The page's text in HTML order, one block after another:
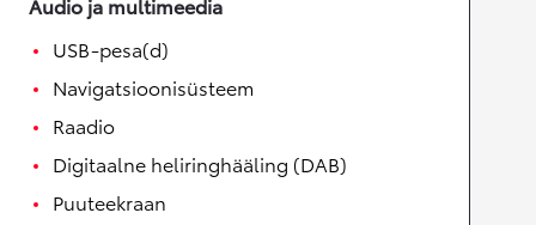
USB-pesa(d)
Navigatsioonisüsteem
Raadio
Digitaalne heliringhääling (DAB)
Puuteekraan